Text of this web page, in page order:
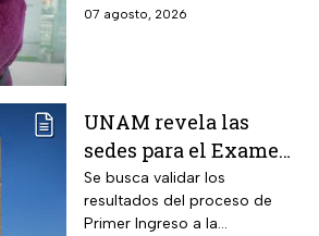
07 agosto, 2026
UNAM revela las
sedes para el Examen
de control 2026;
consulta dónde será
Se busca validar los
resultados del proceso de
Primer Ingreso a la